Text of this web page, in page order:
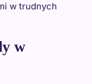
w trudnych
w